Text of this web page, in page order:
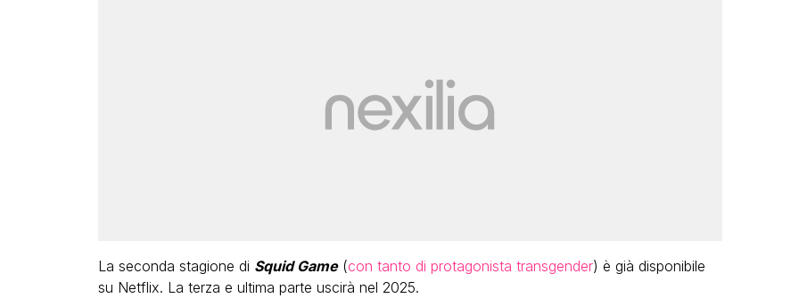
La seconda stagione di Squid Game(con tanto di protagonista transgender) è già disponibile
su Netflix. La terza e ultima parte uscirà nel 2025.